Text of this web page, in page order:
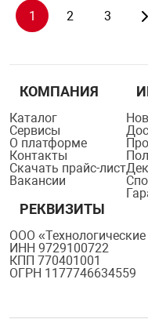
1 2 3
КОМПАНИЯ
Каталог
Сервисы
О платформе
Контакты
Скачать прайс-лист
Вакансии
РЕКВИЗИТЫ
ООО
ИНН 9729100722
КПП 770401001
ОГРН 1177746634559